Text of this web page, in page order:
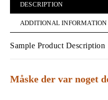
DESCRIPTION
ADDITIONAL INFORMATION
Sample Product Description
Måske der var noget